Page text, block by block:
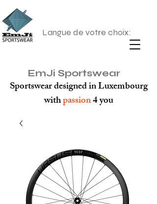
Langue de votre choix:
EmJi Sportswear
Sportswear designed in Luxembourg
withpassion4 you